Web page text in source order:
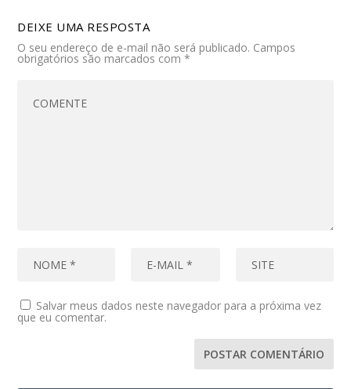
DEIXE UMA RESPOSTA
O seu endereço de e-mail não será publicado. Campos
obrigatórios são marcados com*
Salvar meus dados neste navegador para a próxima vez
que eu comentar.